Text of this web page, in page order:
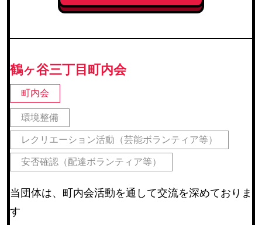
太白区（秋保総合支所管内）(16)
鶴ヶ谷三丁目町内会
町内会
環境整備
レクリエーション活動（芸能ボランティア等）
安否確認（配達ボランティア等）
当団体は、町内会活動を通して交流を深めておりま
す